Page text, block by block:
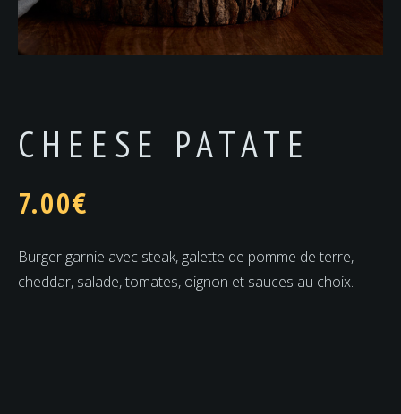
CHEESE PATATE
7.00€
Burger garnie avec steak, galette de pomme de terre,
cheddar, salade, tomates, oignon et sauces au choix.